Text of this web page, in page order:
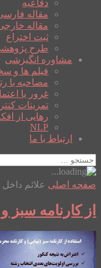
دفاعیه
مقاله
مقاله
ثبت اختراع
طرح
مشاوره انگیزشی
فیلم ها و
مصاحبه با
غرور یا
تمرینات
رهایی از
NLP
ارتباط با ما
صفحه اصلی علائم داخل
از کارنامه سبز